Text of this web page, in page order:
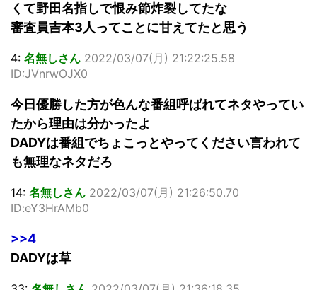
くて野田名指しで恨み節炸裂してたな
審査員吉本3人ってことに甘えてたと思う
4: 名無しさん 2022/03/07(月) 21:22:25.58
ID:JVnrwOJX0
今日優勝した方が色んな番組呼ばれてネタやってい
たから理由は分かったよ
DADYは番組でちょこっとやってください言われて
も無理なネタだろ
14: 名無しさん 2022/03/07(月) 21:26:50.70
ID:eY3HrAMb0
>>4
DADYは草